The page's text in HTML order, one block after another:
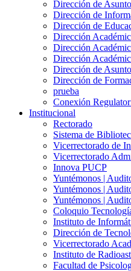
Dirección de
Dirección de
Dirección de
Dirección
Dirección
Dirección
Dirección de
Dirección de
prueba
Conexión
Institucional
Rectorado
Sistema de
Vicerrectorado de
Vicerrectorado
Innova PUCP
Yuntémonos |
Yuntémonos |
Yuntémonos |
Coloquio
Instituto de
Dirección de
Vicerrectorado
Instituto de
Facultad de